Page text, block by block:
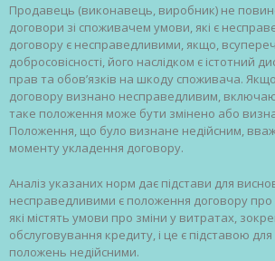
Продавець (виконавець, виробник) не
договори зі споживачем умови, які є
договору є несправедливими, якщо,
добросовісності, його наслідком є істотний
прав та обов’язків на шкоду споживача.
договору визнано несправедливим,
таке положення може бути змінено або
Положення, що було визнане недійсним,
моменту укладення договору.
Аналіз указаних норм дає підстави для
несправедливими є положення договору
які містять умови про зміни у витратах,
обслуговування кредиту, і це є підставою
положень недійсними.